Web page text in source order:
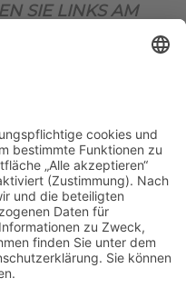
SIE LINKS AM
ROSENBERG